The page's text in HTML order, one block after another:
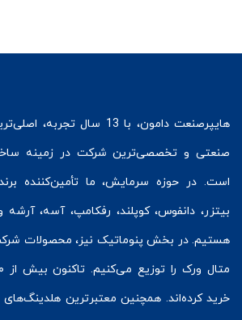
هایپرصنعت
دامون، با 13 سال
صنعتی و تخصصی‌ترین شرکت در زمینه
است. در حوزه سرمایش، ما تأمین‌کننده
بیتزر، دانفوس،کوپلند، رفکامپ، آسه، آرشه
هستیم. در بخش پنوماتیک نیز، محصولات
متال ورک
خرید کرده‌اند. همچنین معتبرترین